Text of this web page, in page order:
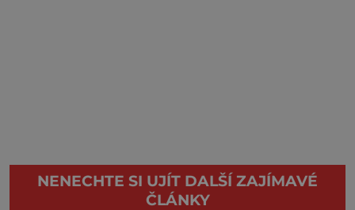
NENECHTE SI UJÍT DALŠÍ ZAJÍMAVÉ
ČLÁNKY